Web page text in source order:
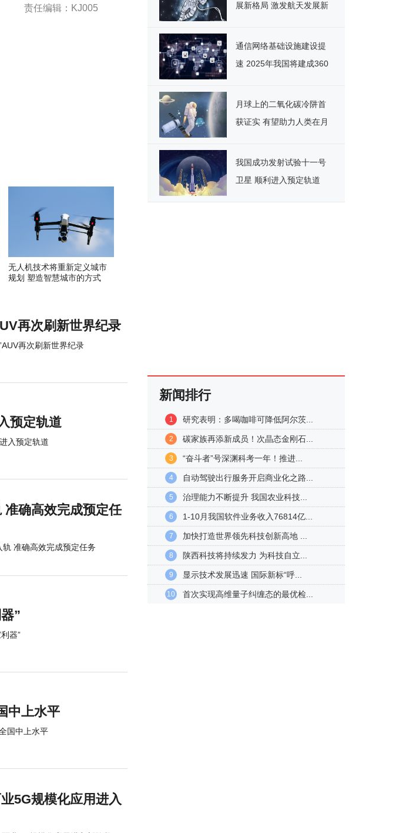
责任编辑：KJ005
无人机技术将重新定义城市
规划 塑造智慧城市的方式
再次刷新世界纪录
再次刷新世界纪录
预定轨道
入预定轨道
准确高效完成预定任
准确高效完成预定任务
”
器”
中上水平
国中上水平
5G规模化应用进入
展新格局 激发航天发展新
通信网络基础设施建设提
速 2025年我国将建成360
月球上的二氧化碳冷阱首
获证实 有望助力人类在月
我国成功发射试验十一号
卫星 顺利进入预定轨道
新闻排行
1 研究表明：多喝咖啡可降低阿尔茨...
2 碳家族再添新成员！次晶态金刚石...
3 “奋斗者”号深渊科考一年！推进...
4 自动驾驶出行服务开启商业化之路...
5 治理能力不断提升 我国农业科技...
6 1-10月我国软件业务收入76814亿...
7 加快打造世界领先科技创新高地 ...
8 陕西科技将持续发力 为科技自立...
9 显示技术发展迅速 国际新标“呼...
10 首次实现高维量子纠缠态的最优检...